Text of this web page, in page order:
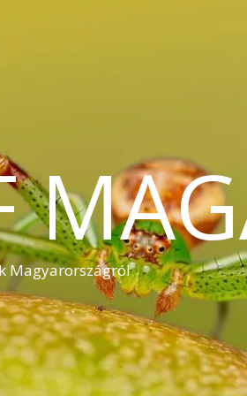
Magyarországról